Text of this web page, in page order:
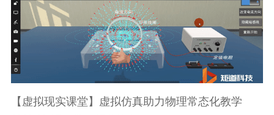
【虚拟现实课堂】虚拟仿真助力物理常态化教学